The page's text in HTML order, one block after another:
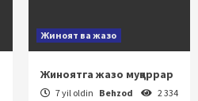
Жиноят ва жазо
Жиноятга жазо муқаррар
7 yil oldin Behzod 2 334